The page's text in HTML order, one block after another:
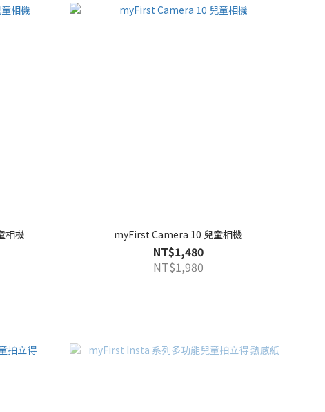
相機 myFirst Camera 10 兒童相機
NT$1,480
NT$1,980